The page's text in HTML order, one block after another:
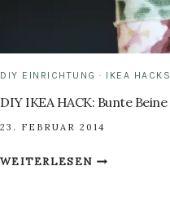
DIY EINRICHTUNG · IKEA HACKS
DIY IKEA HACK: Bunte Beine
23. FEBRUAR 2014
WEITERLESENDIY